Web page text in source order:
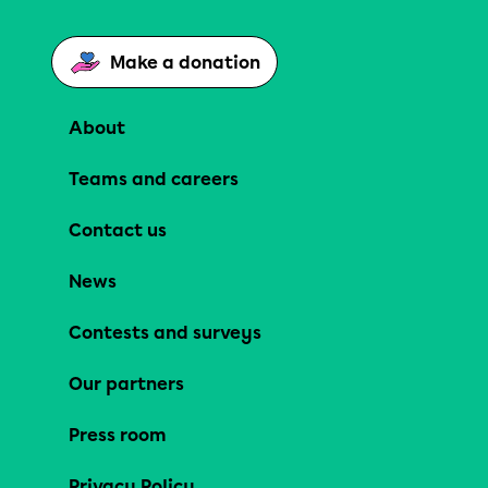
Make a donation
About
Teams and careers
Contact us
News
Contests and surveys
Our partners
Press room